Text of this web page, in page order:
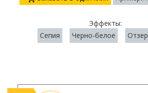
Эффекты:
Сепия
Черно-белое